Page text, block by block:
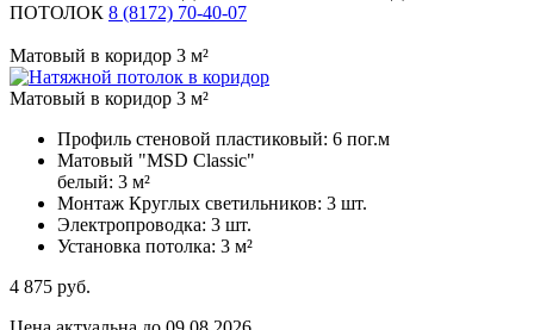
ПОТОЛОК 8 (8172) 70-40-07
Матовый в коридор 3 м²
Матовый в коридор 3 м²
Профиль стеновой пластиковый: 6 пог.м
Матовый "MSD Classic"
белый: 3 м²
Монтаж Круглых светильников: 3 шт.
Электропроводка: 3 шт.
Установка потолка: 3 м²
4 875 руб.